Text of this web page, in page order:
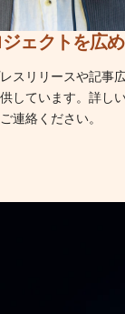
ェクトを広
スリリースや記事
しています。詳し
連絡ください。